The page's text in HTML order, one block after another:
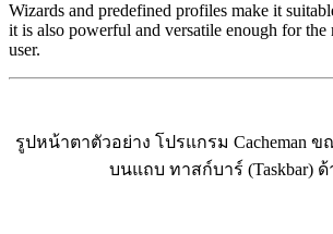
Wizards and predefined profiles make it
it is also powerful and versatile enough for the
user.
รูปหน้าตาตัวอย่าง โปรแกรม Cacheman
บนแถบ ทาสก์บาร์ (Taskbar)